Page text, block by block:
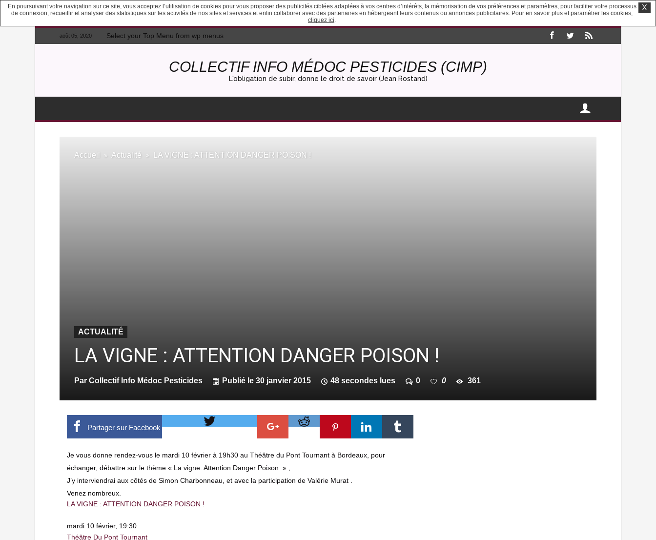
août 05, 2020 Select your Top Menu from wp menus
COLLECTIF INFO MÉDOC PESTICIDES (CIMP)
L'obligation de subir, donne le droit de savoir (Jean Rostand)
Accueil Actualité LA VIGNE : ATTENTION DANGER POISON !
ACTUALITÉ
LA VIGNE : ATTENTION DANGER POISON !
Par Collectif Info Médoc Pesticides Publié le 30 janvier 2015 48 secondes lues 0 0 361
Partager sur Facebook
Je vous donne rendez-vous le mardi 10 février à 19h30 au Théâtre du Pont Tournant à Bordeaux, pour
échanger, débattre sur le thème « La vigne: Attention Danger Poison » ,
J’y interviendrai aux côtés de Simon Charbonneau, et avec la participation de Valérie Murat .
Venez nombreux.
LA VIGNE : ATTENTION DANGER POISON !
mardi 10 février, 19:30
Théâtre Du Pont Tournant
En poursuivant votre navigation sur ce site, vous acceptez l’utilisation de cookies pour vous proposer des publicités ciblées adaptées à vos centres d’intérêts, la mémorisation de vos préférences et paramètres, pour faciliter votre processus
de connexion, recueillir et analyser des statistiques sur les activités de nos sites et services et enfin collaborer avec des partenaires en hébergeant leurs contenus ou annonces publicitaires. Pour en savoir plus et paramétrer les cookies,
cliquez ici.
X